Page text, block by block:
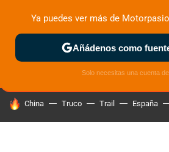
ZONA DE PRUEBAS DEPORTIVAS
HOY SE HABLA DE
China Truco Trail España
Ya puedes ver más de
Añádenos como
Solo necesitas una cuenta